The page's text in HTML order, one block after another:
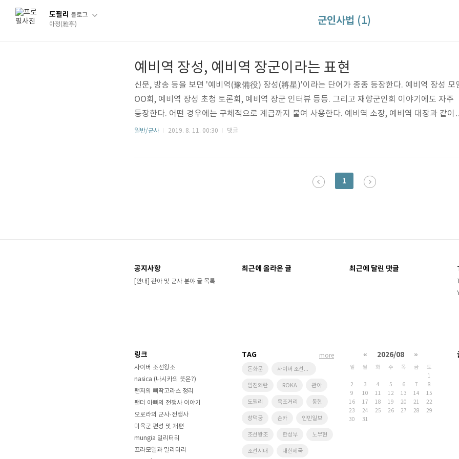
도필리 블로그
아정(雅亭) 군인사법 (1)
예비역 장성, 예비역 장군이라는 표현
신문, 방송 등을 보면 '예비역(豫備役) 장성(將星)'이라는 단어가 종종 등장한다. 예비역 장성 모
OO회, 예비역 장성 초청 토론회, 예비역 장군 인터뷰 등등. 그리고 재향군인회 이야기에도 자주
등장한다. 어떤 경우에는 구체적으로 계급까지 붙여 사용한다. 예비역 소장, 예비역 대장과 같이.
그런데 국군(國軍) 군인사법(軍人事法)과 병역법(兵役法)에서 규정하고 있는 예비역과 퇴역의
일반/군사 2019. 8. 11. 00:30 댓글
1
공지사항
[안내] 관아 및 군사 분야 글 목록
최근에 올라온 글 최근에 달린 댓글
링크
사이버 조선왕조
nasica (나시카의 뜻은?)
팬저의 삐딱고라스 정리
팬더 아빠의 전쟁사 이야기
오로라의 군사·전쟁사
미육군 편성 및 개편
mungia 밀리터리
프라모델과 밀리터리
TAG
돈화문 사이버 조선왕조
임진왜란 ROKA 관아
도필리 육조거리 동헌
창덕궁 손카 인민일보
조선왕조 한성부 노무현
조선시대 대한제국
more « 2026/08 »
일 월 화 수 목 금
토
1
2
3 4 5 6 7
8
9
10 11 12 13 14
15
16
17 18 19 20 21
22
23
24 25 26 27 28
29
30
31